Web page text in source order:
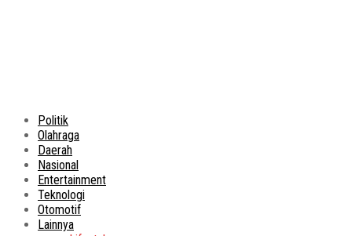
Politik
Olahraga
Daerah
Nasional
Entertainment
Teknologi
Otomotif
Lainnya